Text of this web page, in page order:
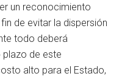
un reconocimiento
de evitar la dispersión
todo deberá
plazo de este
alto para el Estado,